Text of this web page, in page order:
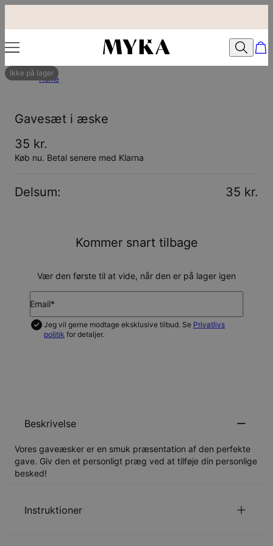
Ikke på lager
Home
Gavesæt i æske
35 kr.
Køb nu. Betal senere med Klarna
Delsum: 35 kr.
Kommer snart tilbage
Vær den første til at vide, når den er på lager igen
Email*
Jeg vil gerne modtage eksklusive tilbud. Se Privatlivs
politik for detaljer.
Beskrivelse
Vores gaveæsker er en smuk præsentation af den perfekte
gave. Giv den et personligt præg ved at tilføje din personlige
besked!
Instruktioner